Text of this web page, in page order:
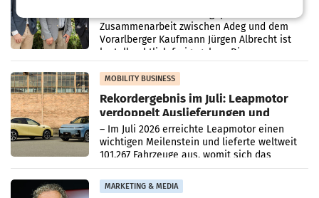
Zusammenarbeit zwischen Adeg und dem
Vorarlberger Kaufmann Jürgen Albrecht ist
kartellrechtlich freigegeben: Die
Bundeswettbewerbsbehörde und der
Bundeskartellanwalt
MOBILITY BUSINESS
Rekordergebnis im Juli: Leapmotor
verdoppelt Auslieferungen und
überschreitet die 100.000er-Marke
– Im Juli 2026 erreichte Leapmotor einen
wichtigen Meilenstein und lieferte weltweit
101.267 Fahrzeuge aus, womit sich das
Ergebnis gegenüber Juli 2025 mehr als
verdoppelte (+102
MARKETING & MEDIA